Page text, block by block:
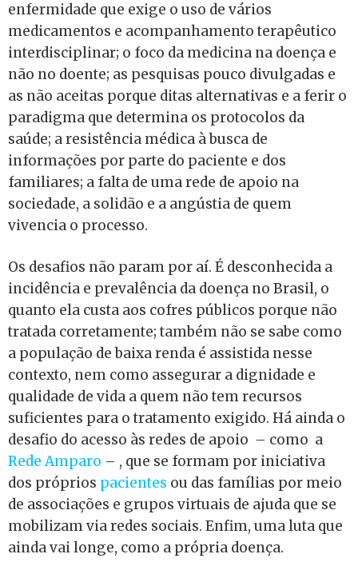
enfermidade que exige o uso de vários
medicamentos e acompanhamento terapêutico
interdisciplinar; o foco da medicina na doença e
não no doente; as pesquisas pouco divulgadas e
as não aceitas porque ditas alternativas e a ferir o
paradigma que determina os protocolos da
saúde; a resistência médica à busca de
informações por parte do paciente e dos
familiares; a falta de uma rede de apoio na
sociedade, a solidão e a angústia de quem
vivencia o processo.
Os desafios não param por aí. É desconhecida a
incidência e prevalência da doença no Brasil, o
quanto ela custa aos cofres públicos porque não
tratada corretamente; também não se sabe como
a população de baixa renda é assistida nesse
contexto, nem como assegurar a dignidade e
qualidade de vida a quem não tem recursos
suficientes para o tratamento exigido. Há ainda o
desafio do acesso às redes de apoio – como a
Rede Amparo – , que se formam por iniciativa
dos próprios pacientes ou das famílias por meio
de associações e grupos virtuais de ajuda que se
mobilizam via redes sociais. Enfim, uma luta que
ainda vai longe, como a própria doença.